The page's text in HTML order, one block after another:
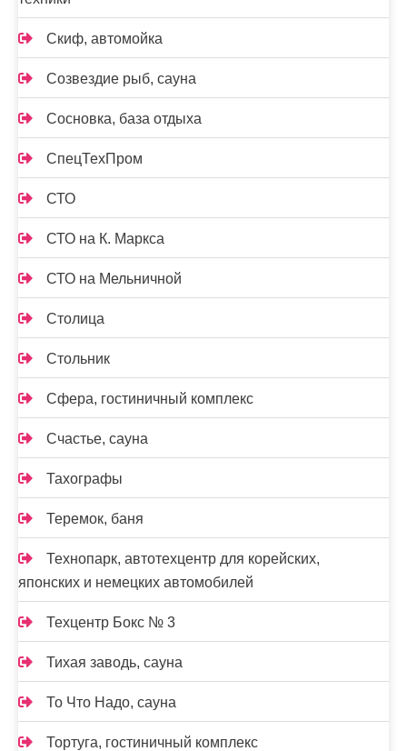
Скиф, автомойка
Созвездие рыб, сауна
Сосновка, база отдыха
СпецТехПром
СТО
СТО на К. Маркса
СТО на Мельничной
Столица
Стольник
Сфера, гостиничный комплекс
Счастье, сауна
Тахографы
Теремок, баня
Технопарк, автотехцентр для корейских,
японских и немецких автомобилей
Техцентр Бокс № 3
Тихая заводь, сауна
То Что Надо, сауна
Тортуга, гостиничный комплекс